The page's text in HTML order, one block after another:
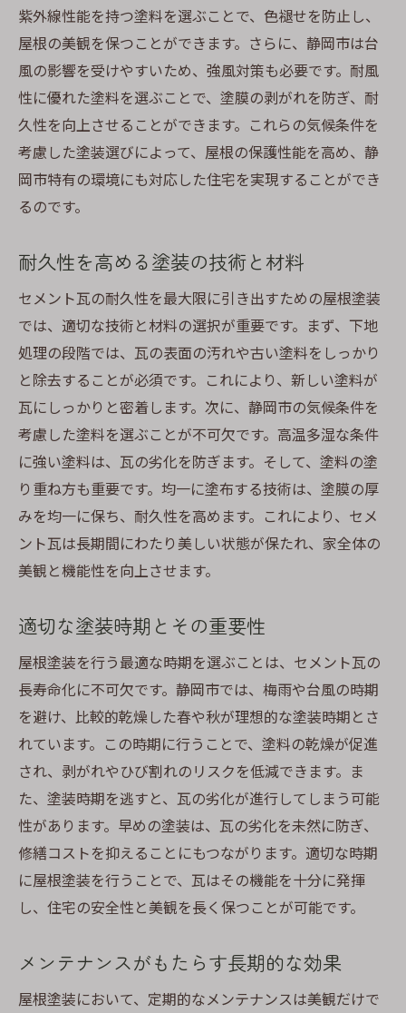
気候変動に対応するための最新塗装法
古びた屋根を新築のように蘇らせる屋根塗装の
プロ技
徹底的なクリーニングで始める塗装準備
下地処理とプライマーの重要性
プロが使用する最新の塗装技法
古いセメント瓦を甦らせるための具体的ス
完璧な仕上げを実現するための秘訣
法
安心して暮らせる住環境を整える静岡市の屋根
塗装法
防水性向上がもたらす安心感
断熱性能を考慮した塗料選び
静岡市の風土に合わせた耐久性の確保
施工後の点検と定期メンテナンス
塗装が住まいの安全性に与える影響
住環境を守るための屋根塗装の役割
静岡市のセメント瓦を長持ちさせる屋根塗装の
耐久性を高めるための塗装前処理の重要性
定期的な点検と迅速な修理の必要性
紫外線対策を考慮した塗料の選び方
温度変化に対応するための適切な施工時期
長期間維持可能な塗装パターンの選定
専門家によるアドバイスの有効活用
住まいの魅力を引き立てる静岡市の屋根塗装技
術
デザイン性と機能性を兼ね備えた塗装選び
色彩設計がもたらす住宅の外観変化
地元の気候に基づいたカスタマイズ提案
最新技術を駆使した高品質な塗装
紫外線性能を持つ塗料を選ぶことで、色褪せを防止し、
屋根の美観を保つことができます。さらに、静岡市は台
風の影響を受けやすいため、強風対策も必要です。耐風
性に優れた塗料を選ぶことで、塗膜の剥がれを防ぎ、耐
久性を向上させることができます。これらの気候条件を
考慮した塗装選びによって、屋根の保護性能を高め、静
岡市特有の環境にも対応した住宅を実現することができ
るのです。
耐久性を高める塗装の技術と材料
セメント瓦の耐久性を最大限に引き出すための屋根塗装
では、適切な技術と材料の選択が重要です。まず、下地
処理の段階では、瓦の表面の汚れや古い塗料をしっかり
と除去することが必須です。これにより、新しい塗料が
瓦にしっかりと密着します。次に、静岡市の気候条件を
考慮した塗料を選ぶことが不可欠です。高温多湿な条件
に強い塗料は、瓦の劣化を防ぎます。そして、塗料の塗
り重ね方も重要です。均一に塗布する技術は、塗膜の厚
みを均一に保ち、耐久性を高めます。これにより、セメ
ント瓦は長期間にわたり美しい状態が保たれ、家全体の
美観と機能性を向上させます。
適切な塗装時期とその重要性
屋根塗装を行う最適な時期を選ぶことは、セメント瓦の
長寿命化に不可欠です。静岡市では、梅雨や台風の時期
を避け、比較的乾燥した春や秋が理想的な塗装時期とさ
れています。この時期に行うことで、塗料の乾燥が促進
され、剥がれやひび割れのリスクを低減できます。ま
た、塗装時期を逃すと、瓦の劣化が進行してしまう可能
性があります。早めの塗装は、瓦の劣化を未然に防ぎ、
修繕コストを抑えることにもつながります。適切な時期
に屋根塗装を行うことで、瓦はその機能を十分に発揮
し、住宅の安全性と美観を長く保つことが可能です。
メンテナンスがもたらす長期的な効果
屋根塗装において、定期的なメンテナンスは美観だけで